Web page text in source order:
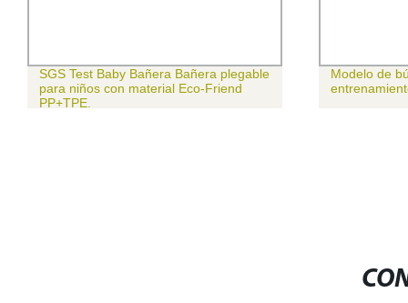
SGS Test Baby Bañera Bañera plegable
para niños con material Eco-Friend
PP+TPE.
Modelo de